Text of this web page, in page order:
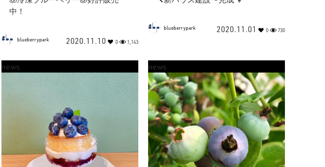
中！
blueberrypark 2020.11.10 0 1,143
blueberrypark 2020.11.01 0 730
news news